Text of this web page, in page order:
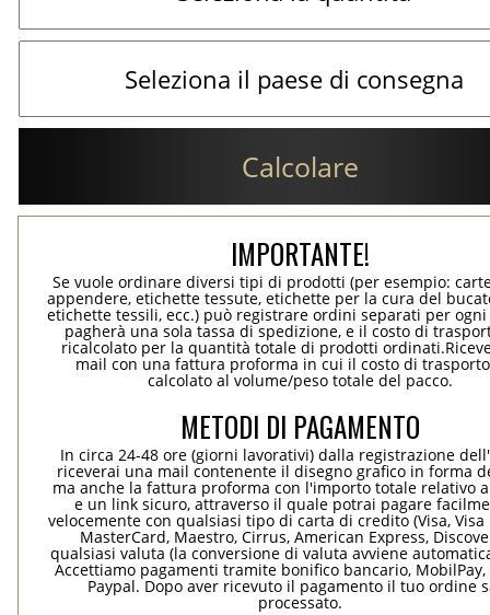
Calcolare
IMPORTANTE!
Se vuole ordinare diversi tipi di prodotti (per esempio:
appendere, etichette tessute, etichette per la cura del
etichette tessili, ecc.) può registrare ordini separati per
pagherà una sola tassa di spedizione, e il costo di
ricalcolato per la quantità totale di prodotti
mail con una fattura proforma in cui il costo di
calcolato al volume/peso totale del pacco.
METODI DI PAGAMENTO
In circa 24-48 ore (giorni lavorativi) dalla registrazione
riceverai una mail contenente il disegno grafico in forma
ma anche la fattura proforma con l'importo totale relativo
e un link sicuro, attraverso il quale potrai pagare
velocemente con qualsiasi tipo di carta di credito (Visa, Visa
MasterCard, Maestro, Cirrus, American Express,
qualsiasi valuta (la conversione di valuta avviene
Accettiamo pagamenti tramite bonifico bancario, MobilPay,
Paypal. Dopo aver ricevuto il pagamento il tuo ordine
processato.